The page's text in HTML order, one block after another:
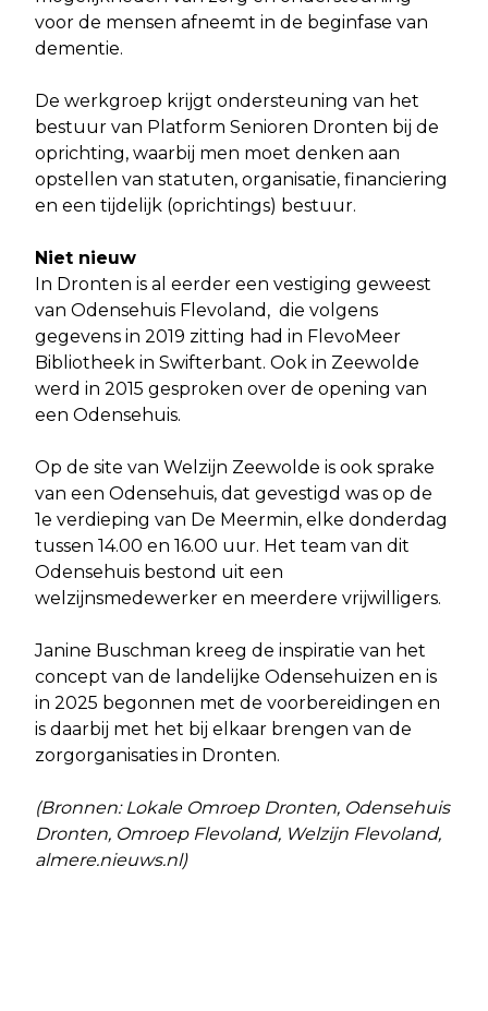
voor de mensen afneemt in de beginfase van
dementie.
De werkgroep krijgt ondersteuning van het
bestuur van Platform Senioren Dronten bij de
oprichting, waarbij men moet denken aan
opstellen van statuten, organisatie, financiering
en een tijdelijk (oprichtings) bestuur.
Niet nieuw
In Dronten is al eerder een vestiging geweest
van Odensehuis Flevoland, die volgens
gegevens in 2019 zitting had in FlevoMeer
Bibliotheek in Swifterbant. Ook in Zeewolde
werd in 2015 gesproken over de opening van
een Odensehuis.
Op de site van Welzijn Zeewolde is ook sprake
van een Odensehuis, dat gevestigd was op de
1e verdieping van De Meermin, elke donderdag
tussen 14.00 en 16.00 uur. Het team van dit
Odensehuis bestond uit een
welzijnsmedewerker en meerdere vrijwilligers.
Janine Buschman kreeg de inspiratie van het
concept van de landelijke Odensehuizen en is
in 2025 begonnen met de voorbereidingen en
is daarbij met het bij elkaar brengen van de
zorgorganisaties in Dronten.
(Bronnen: Lokale Omroep Dronten, Odensehuis
Dronten, Omroep Flevoland, Welzijn Flevoland,
almere.nieuws.nl)